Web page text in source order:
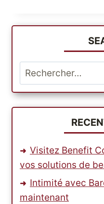
AVEC
LES
Rechercher :
Visitez Benefit
vos solutions de
Intimité avec
maintenant